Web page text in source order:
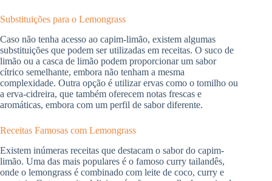
Substituições para o Lemongrass
Caso não tenha acesso ao capim-limão, existem algumas
substituições que podem ser utilizadas em receitas. O suco de
limão ou a casca de limão podem proporcionar um sabor
cítrico semelhante, embora não tenham a mesma
complexidade. Outra opção é utilizar ervas como o tomilho ou
a erva-cidreira, que também oferecem notas frescas e
aromáticas, embora com um perfil de sabor diferente.
Receitas Famosas com Lemongrass
Existem inúmeras receitas que destacam o sabor do capim-
limão. Uma das mais populares é o famoso curry tailandês,
onde o lemongrass é combinado com leite de coco, curry e